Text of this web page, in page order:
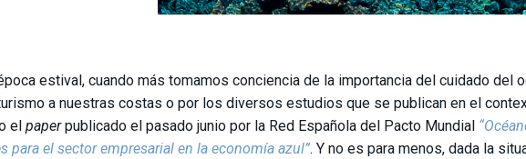
estival, cuando más tomamos conciencia de la importancia del cuidado del
a nuestras costas o por los diversos estudios que se publican en el
el paperpublicado el pasado junio por la Red Española del Pacto Mundial
para el sector empresarial en la economía azul”. Y no es para menos, dada la